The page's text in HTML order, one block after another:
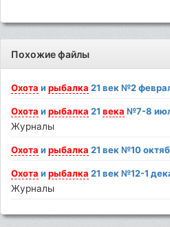
Похожие файлы
Охота ирыбалка 21 век №2
Охота ирыбалка 21века №7-8
Журналы
Охота ирыбалка 21 век №10
Охота ирыбалка 21 век №12-1
Журналы